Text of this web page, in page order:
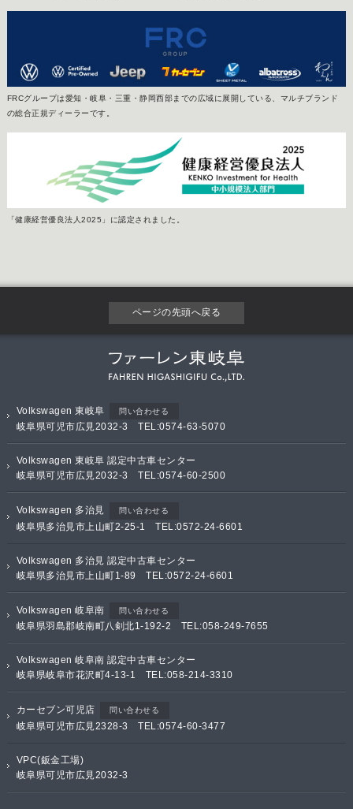
FRCグループは愛知・岐阜・三重・静岡西部までの広域に展開している、マルチブランド
の総合正規ディーラーです。
「健康経営優良法人2025」に認定されました。
ページの先頭へ戻る
Volkswagen 東岐阜 問い合わせる
岐阜県可児市広見2032-3 TEL:0574-63-5070
Volkswagen 東岐阜 認定中古車センター
岐阜県可児市広見2032-3 TEL:0574-60-2500
Volkswagen 多治見 問い合わせる
岐阜県多治見市上山町2-25-1 TEL:0572-24-6601
Volkswagen 多治見 認定中古車センター
岐阜県多治見市上山町1-89 TEL:0572-24-6601
Volkswagen 岐阜南 問い合わせる
岐阜県羽島郡岐南町八剣北1-192-2 TEL:058-249-7655
Volkswagen 岐阜南 認定中古車センター
岐阜県岐阜市花沢町4-13-1 TEL:058-214-3310
カーセブン可児店 問い合わせる
岐阜県可児市広見2328-3 TEL:0574-60-3477
VPC(鈑金工場)
岐阜県可児市広見2032-3